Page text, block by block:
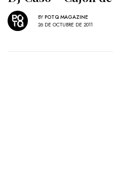
BY POTQ MAGAZINE
26 DE OCTUBRE DE 2011